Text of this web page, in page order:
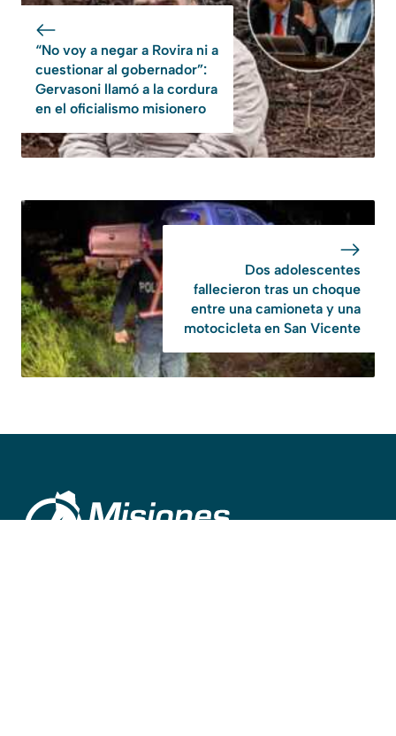
“No voy a negar a Rovira ni a
cuestionar al gobernador”:
Gervasoni llamó a la cordura
en el oficialismo misionero
Dos adolescentes
fallecieron tras un choque
entre una camioneta y una
motocicleta en San Vicente